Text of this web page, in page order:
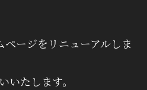
ージをリニューアルしま
いたします。